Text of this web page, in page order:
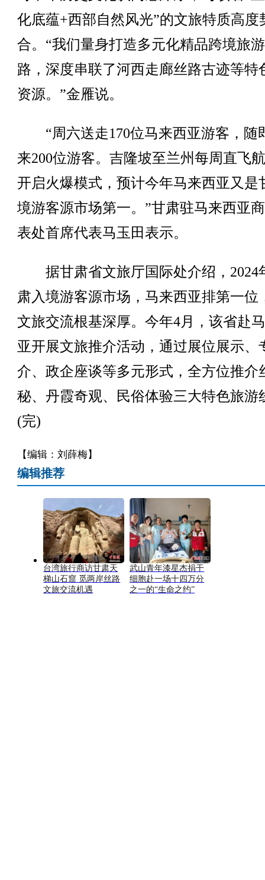
化底蕴+西部自然风光”的文旅特质高度
合。“我们量身打造多元化精品跨境旅
路，深度串联了河西走廊丝路古迹等特
资源。”金雁说。
“周六送走170位马来西亚游客，随
来200位游客。吉隆坡至兰州每周直飞
开启火爆模式，预计今年马来西亚又是
境游客源市场第一。”甘肃驻马来西亚
表处首席代表马玉田表示。
据甘肃省文旅厅国际处介绍，2024
肃入境游客源市场，马来西亚排第一位
文旅交流根基深厚。今年4月，该省赴
亚开展文旅推介活动，通过展位展示、
介、政企座谈等多元形式，全方位推介
秘、丹霞奇观、民俗体验三大特色旅游
(完)
【编辑：刘薛梅】
编辑推荐
台湾旅行商访甘肃天
梯山石窟 觅两岸丝路
文旅交流机遇
武山青年漆星杰捐干
细胞赴一场十四万分
之一的“生命之约”